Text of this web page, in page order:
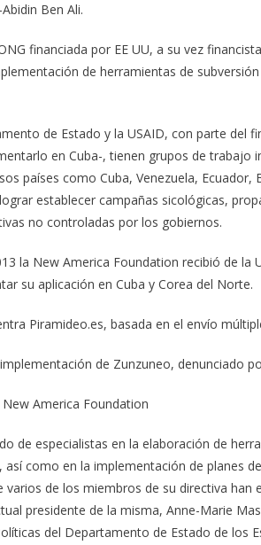
Ben Ali.
financiada por EE UU, a su vez
de herramientas de
de Estado y la USAID, con parte del
en Cuba-, tienen grupos de
países como Cuba, Venezuela, Ecuador,
establecer campañas sicológicas,
no controladas por los gobiernos.
la New America Foundation recibió de la
su aplicación en Cuba y Corea del Norte.
Piramideo.es, basada en el envío
de Zunzuneo, denunciado
America Foundation
de especialistas en la elaboración de
como en la implementación de planes
varios de los miembros de su directiva han
presidente de la misma, Anne-Marie
del Departamento de Estado de los